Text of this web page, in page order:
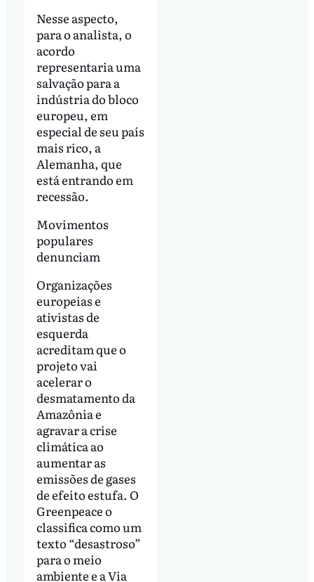
Nesse aspecto,
para o analista, o
acordo
representaria uma
salvação para a
indústria do bloco
europeu, em
especial de seu país
mais rico, a
Alemanha, que
está entrando em
recessão.
Movimentos
populares
denunciam
Organizações
europeias e
ativistas de
esquerda
acreditam que o
projeto vai
acelerar o
desmatamento da
Amazônia e
agravar a crise
climática ao
aumentar as
emissões de gases
de efeito estufa. O
Greenpeace o
classifica como um
texto “desastroso”
para o meio
ambiente e a Via